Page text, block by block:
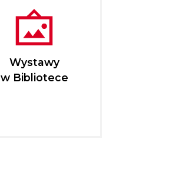
Wystawy
w Bibliotece